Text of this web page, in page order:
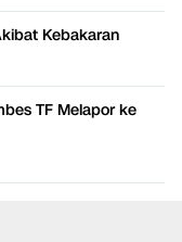
Kebakaran
TF Melapor ke